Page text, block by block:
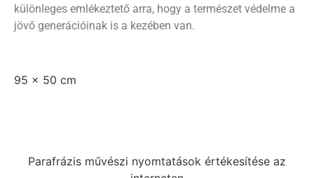
különleges emlékeztető arra, hogy a természet védelme a
jövő generációinak is a kezében van.
95 x 50 cm
Parafrázis művészi nyomtatások értékesítése az